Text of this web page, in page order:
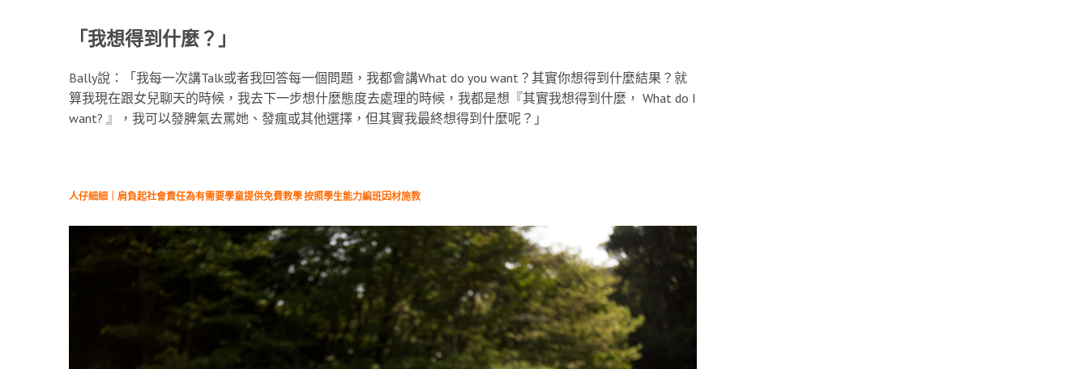
「我想得到什麼？」
Bally說：「我每一次講Talk或者我回答每一個問題，我都會講What do you want？其實你想得到什麼結果？就
算我現在跟女兒聊天的時候，我去下一步想什麼態度去處理的時候，我都是想『其實我想得到什麼， What do I
want? 』，我可以發脾氣去罵她、發瘋或其他選擇，但其實我最終想得到什麼呢？」
人仔細細｜肩負起社會責任為有需要學童提供免費教學 按照學生能力編班因材施教